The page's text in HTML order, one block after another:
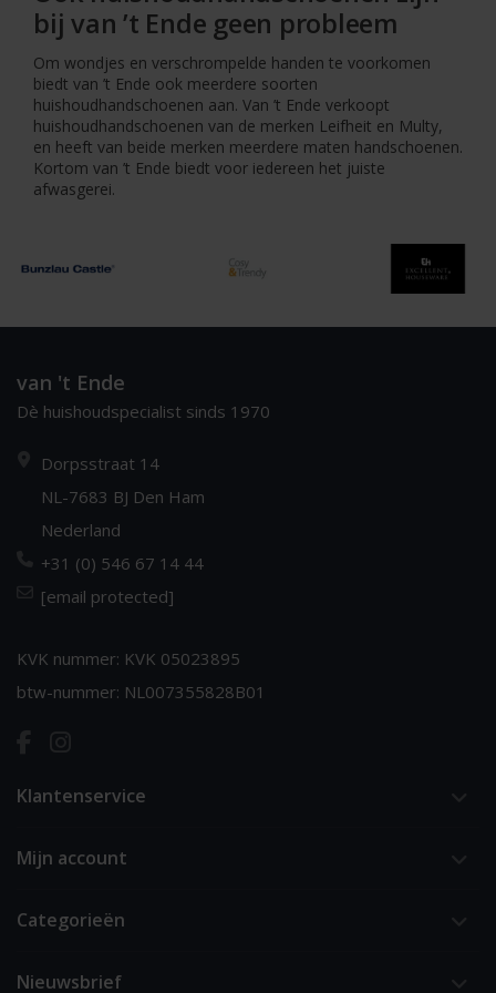
bij van ’t Ende geen probleem
Om wondjes en verschrompelde handen te voorkomen
biedt van ’t Ende ook meerdere soorten
huishoudhandschoenen aan. Van ’t Ende verkoopt
huishoudhandschoenen van de merken Leifheit en Multy,
en heeft van beide merken meerdere maten handschoenen.
Kortom van ’t Ende biedt voor iedereen het juiste
afwasgerei.
van 't Ende
Dè huishoudspecialist sinds 1970
Dorpsstraat 14
NL-7683 BJ Den Ham
Nederland
+31 (0) 546 67 14 44
[email protected]
KVK nummer: KVK 05023895
btw-nummer: NL007355828B01
Klantenservice
Mijn account
Categorieën
Nieuwsbrief